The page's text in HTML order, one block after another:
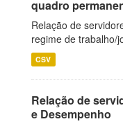
quadro
Relação de
regime de trabalho/
CSV
Relação de
e Desempenho